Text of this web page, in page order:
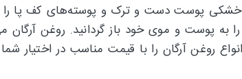
پوست دست و ترک و پوسته‌های کف پا را
به پوست و موی خود باز گردانید. روغن
روغن آرگان را با قیمت مناسب در اختیار